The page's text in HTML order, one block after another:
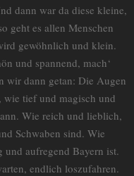
dann war da diese kleine,
geht es allen Menschen
gewöhnlich und klein.
und spannend, mach‘
wir dann getan: Die Augen
tief und magisch und
Wie reich und lieblich,
Schwaben sind. Wie
aufregend Bayern ist.
endlich loszufahren.